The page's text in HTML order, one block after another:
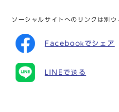
ソーシャルサイトへのリンクは別ウ
Facebookでシェア
LINEで送る